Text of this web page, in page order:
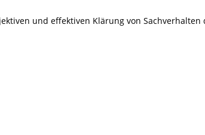
und effektiven Klärung von Sachverhalten